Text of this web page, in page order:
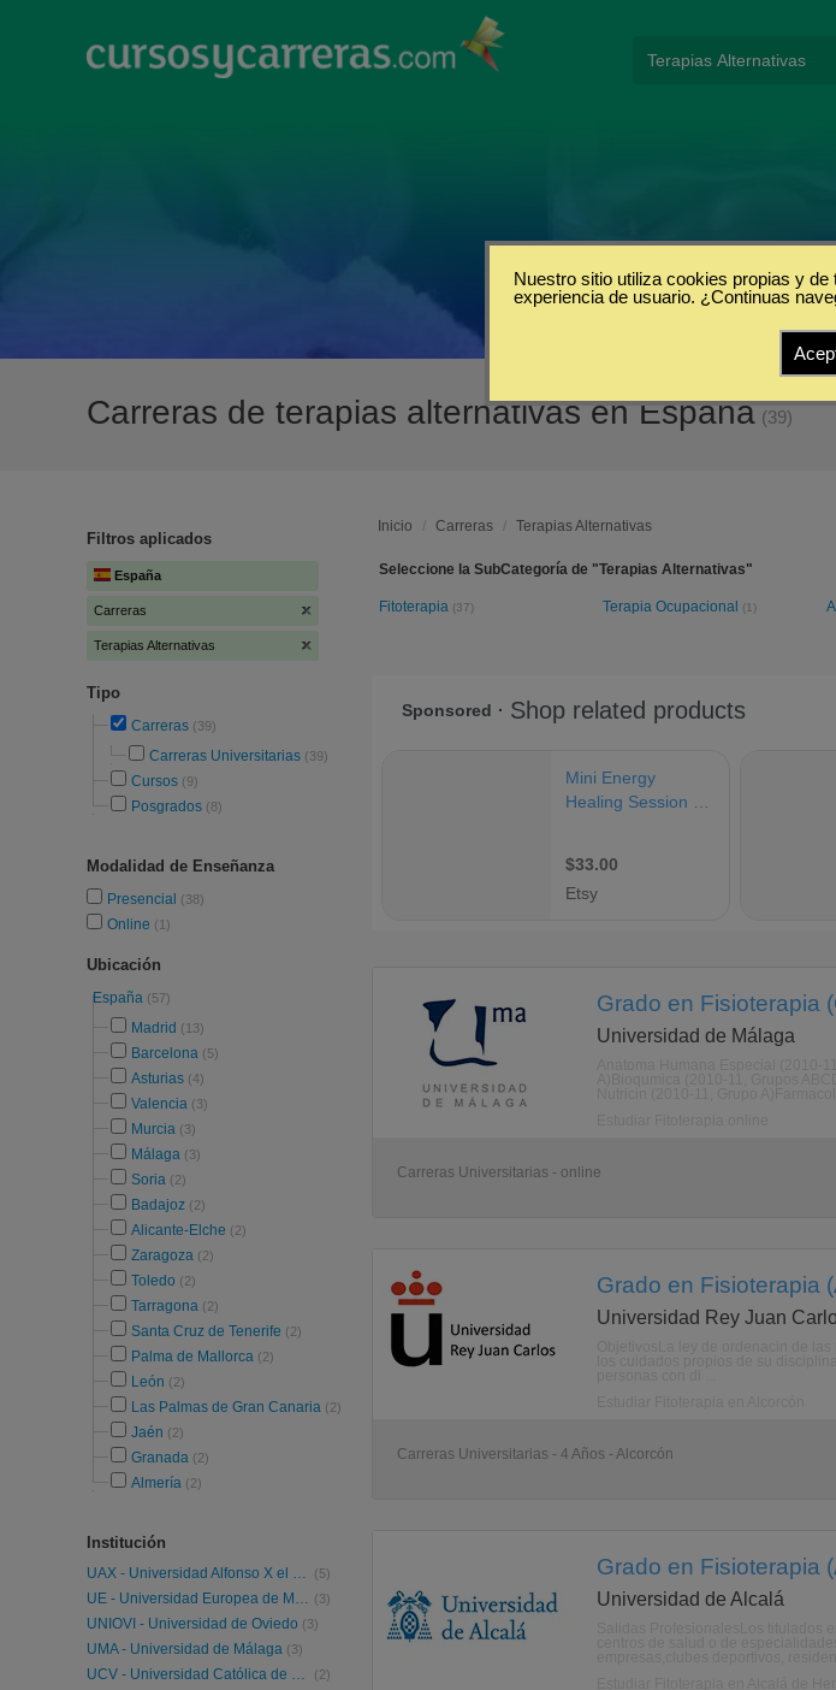
Carreras de terapias alternativas en España (39)
Filtros aplicados
España
Carreras
Terapias Alternativas
Tipo
Carreras (39)
Carreras Universitarias (39)
Cursos (9)
Posgrados (8)
Modalidad de Enseñanza
Presencial (38)
Online (1)
Ubicación
España (57)
Madrid (13)
Barcelona (5)
Asturias (4)
Valencia (3)
Murcia (3)
Málaga (3)
Soria (2)
Badajoz (2)
Alicante-Elche (2)
Zaragoza (2)
Toledo (2)
Tarragona (2)
Santa Cruz de Tenerife (2)
Palma de Mallorca (2)
León (2)
Las Palmas de Gran Canaria (2)
Jaén (2)
Granada (2)
Almería (2)
Institución
UAX - Universidad Alfonso X el Sabio (5)
UE - Universidad Europea de Madrid (3)
UNIOVI - Universidad de Oviedo (3)
UMA - Universidad de Málaga (3)
UCV - Universidad Católica de Valencia (2)
Inicio / Carreras / Terapias Alternativas
Seleccione la SubCategoría de "Terapias Alternativas"
Fitoterapia (37) Terapia Ocupacional (1)
Grado en Fisioterapia
Universidad de Málaga
Carreras Universitarias - online
Grado en Fisioterapia
Universidad Rey Juan
Carreras Universitarias - 4 Años - Alcorcón
Grado en Fisioterapia
Universidad de Alcalá
Nuestro sitio utiliza cookies propias y
experiencia de usuario. ¿Continuas